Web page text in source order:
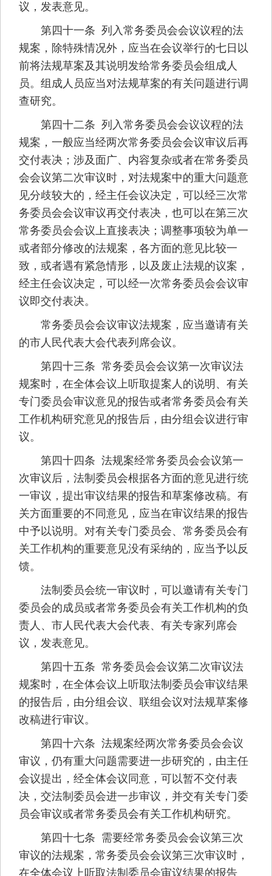
议，发表意见。
第四十一条 列入常务委员会会议议程的法
规案，除特殊情况外，应当在会议举行的七日以
前将法规草案及其说明发给常务委员会组成人
员。组成人员应当对法规草案的有关问题进行调
查研究。
第四十二条 列入常务委员会会议议程的法
规案，一般应当经两次常务委员会会议审议后再
交付表决；涉及面广、内容复杂或者在常务委员
会会议第二次审议时，对法规案中的重大问题意
见分歧较大的，经主任会议决定，可以经三次常
务委员会会议审议再交付表决，也可以在第三次
常务委员会会议上直接表决；调整事项较为单一
或者部分修改的法规案，各方面的意见比较一
致，或者遇有紧急情形，以及废止法规的议案，
经主任会议决定，可以经一次常务委员会会议审
议即交付表决。
常务委员会会议审议法规案，应当邀请有关
的市人民代表大会代表列席会议。
第四十三条 常务委员会会议第一次审议法
规案时，在全体会议上听取提案人的说明、有关
专门委员会审议意见的报告或者常务委员会有关
工作机构研究意见的报告后，由分组会议进行审
议。
第四十四条 法规案经常务委员会会议第一
次审议后，法制委员会根据各方面的意见进行统
一审议，提出审议结果的报告和草案修改稿。有
关方面重要的不同意见，应当在审议结果的报告
中予以说明。对有关专门委员会、常务委员会有
关工作机构的重要意见没有采纳的，应当予以反
馈。
法制委员会统一审议时，可以邀请有关专门
委员会的成员或者常务委员会有关工作机构的负
责人、市人民代表大会代表、有关专家列席会
议，发表意见。
第四十五条 常务委员会会议第二次审议法
规案时，在全体会议上听取法制委员会审议结果
的报告后，由分组会议、联组会议对法规草案修
改稿进行审议。
第四十六条 法规案经两次常务委员会会议
审议，仍有重大问题需要进一步研究的，由主任
会议提出，经全体会议同意，可以暂不交付表
决，交法制委员会进一步审议，并交有关专门委
员会审议或者常务委员会有关工作机构研究。
第四十七条 需要经常务委员会会议第三次
审议的法规案，常务委员会会议第三次审议时，
在全体会议上听取法制委员会审议结果的报告